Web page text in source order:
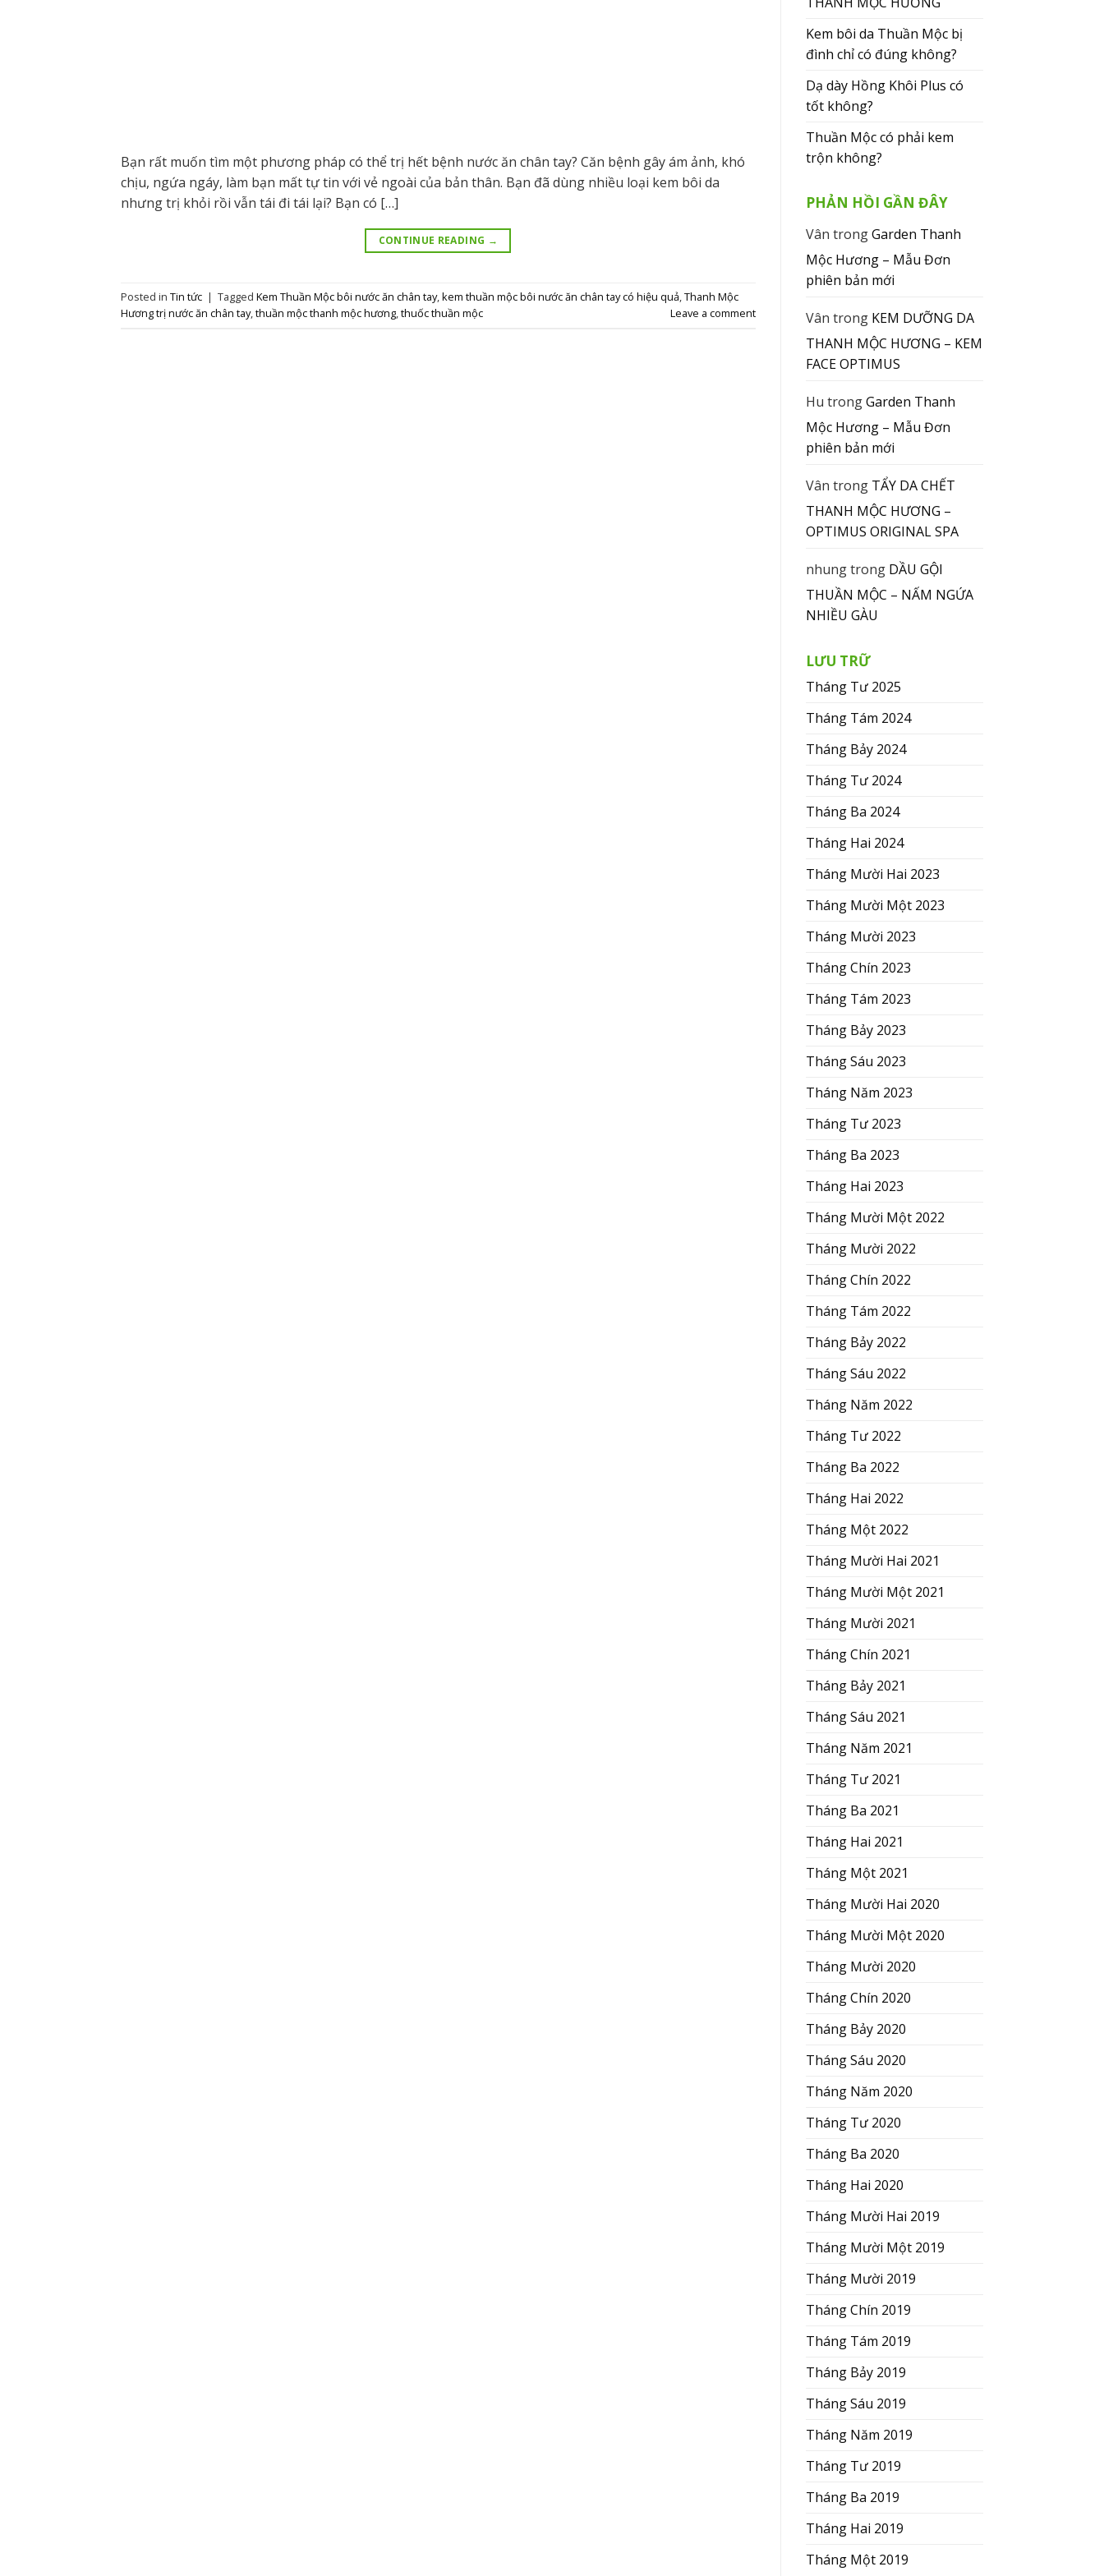
Bạn rất muốn tìm một phương pháp có thể trị hết bệnh nước ăn chân tay? Căn bệnh gây ám ảnh, khó
chịu, ngứa ngáy, làm bạn mất tự tin với vẻ ngoài của bản thân. Bạn đã dùng nhiều loại kem bôi da
nhưng trị khỏi rồi vẫn tái đi tái lại? Bạn có […]
CONTINUE READING →
Posted in Tin tức | Tagged Kem Thuần Mộc bôi nước ăn chân tay,kem thuần mộc bôi nước ăn chân tay có hiệu quả,Thanh Mộc
Hương trị nước ăn chân tay,thuần mộc thanh mộc hương,thuốc thuần mộc Leave a comment
Kem bôi da Thuần Mộc bị
đình chỉ có đúng không?
Dạ dày Hồng Khôi Plus có
tốt không?
Thuần Mộc có phải kem
trộn không?
PHẢN HỒI GẦN ĐÂY
Vân trongGarden Thanh
Mộc Hương – Mẫu Đơn
phiên bản mới
Vân trong KEM DƯỠNG DA
THANH MỘC HƯƠNG – KEM
FACE OPTIMUS
Hu trongGarden Thanh
Mộc Hương – Mẫu Đơn
phiên bản mới
Vân trong TẨY DA CHẾT
THANH MỘC HƯƠNG –
OPTIMUS ORIGINAL SPA
nhungtrong DẦU GỘI
THUẦN MỘC – NẤM NGỨA
NHIỀU GÀU
LƯU TRỮ
Tháng Tư 2025
Tháng Tám 2024
Tháng Bảy 2024
Tháng Tư 2024
Tháng Ba 2024
Tháng Hai 2024
Tháng Mười Hai 2023
Tháng Mười Một 2023
Tháng Mười 2023
Tháng Chín 2023
Tháng Tám 2023
Tháng Bảy 2023
Tháng Sáu 2023
Tháng Năm 2023
Tháng Tư 2023
Tháng Ba 2023
Tháng Hai 2023
Tháng Mười Một 2022
Tháng Mười 2022
Tháng Chín 2022
Tháng Tám 2022
Tháng Bảy 2022
Tháng Sáu 2022
Tháng Năm 2022
Tháng Tư 2022
Tháng Ba 2022
Tháng Hai 2022
Tháng Một 2022
Tháng Mười Hai 2021
Tháng Mười Một 2021
Tháng Mười 2021
Tháng Chín 2021
Tháng Bảy 2021
Tháng Sáu 2021
Tháng Năm 2021
Tháng Tư 2021
Tháng Ba 2021
Tháng Hai 2021
Tháng Một 2021
Tháng Mười Hai 2020
Tháng Mười Một 2020
Tháng Mười 2020
Tháng Chín 2020
Tháng Bảy 2020
Tháng Sáu 2020
Tháng Năm 2020
Tháng Tư 2020
Tháng Ba 2020
Tháng Hai 2020
Tháng Mười Hai 2019
Tháng Mười Một 2019
Tháng Mười 2019
Tháng Chín 2019
Tháng Tám 2019
Tháng Bảy 2019
Tháng Sáu 2019
Tháng Năm 2019
Tháng Tư 2019
Tháng Ba 2019
Tháng Hai 2019
Tháng Một 2019